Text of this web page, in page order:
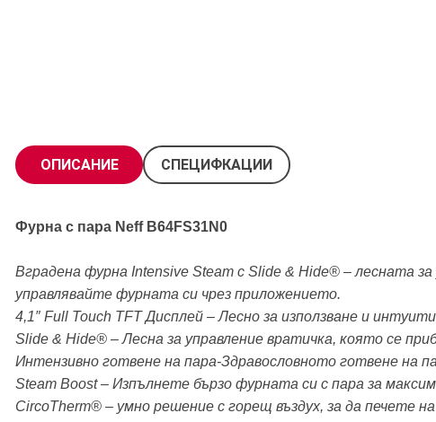
ОПИСАНИЕ СПЕЦИФКАЦИИ
Фурна с пара Neff B64FS31N0
Вградена фурна Intensive Steam с Slide & Hide® – лесната
управлявайте фурната си чрез приложението.
4,1″ Full Touch TFT Дисплей – Лесно за използване и
Slide & Hide® – Лесна за управление вратичка, която се
Интензивно готвене на пара-Здравословното готвене на
Steam Boost – Изпълнете бързо фурната си с пара за
CircoTherm® – умно решение с горещ въздух, за да печете